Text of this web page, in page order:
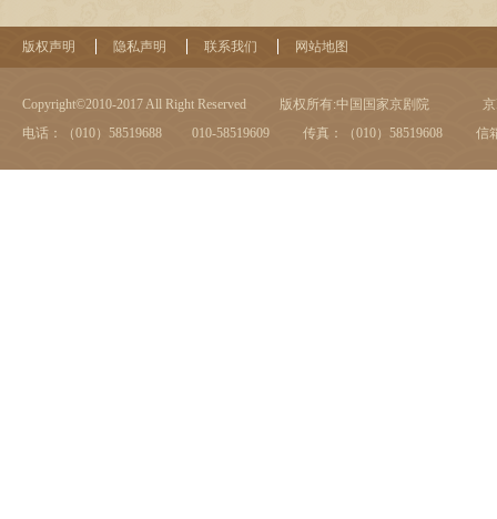
版权声明 隐私声明 联系我们 网站地图
Copyright©2010-2017 All Right Reserved 版权所有:中国国家京剧院
电话：（010）58519688 010-58519609
传真：（010）58519608 信